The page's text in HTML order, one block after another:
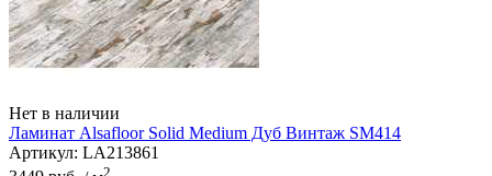
Нет в наличии
Ламинат Alsafloor Solid Medium Дуб Винтаж SM414
Артикул: LA213861
2